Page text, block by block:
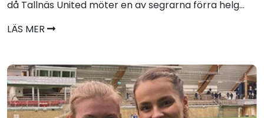
då Tallnäs United möter en av segrarna förra helg...
LÄS MER